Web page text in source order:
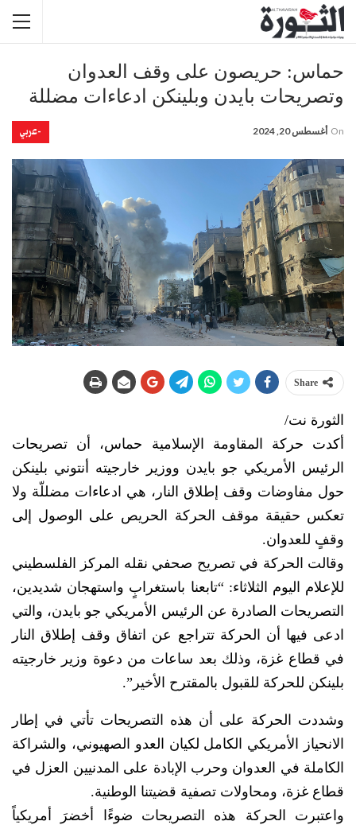
حماس: حريصون على وقف العدوان
وتصريحات بايدن وبلينكن ادعاءات مضللة
-عربي On أغسطس 20, 2024
Share
الثورة نت/
أكدت حركة المقاومة الإسلامية حماس، أن تصريحات
الرئيس الأمريكي جو بايدن ووزير خارجيته أنتوني بلينكن
حول مفاوضات وقف إطلاق النار، هي ادعاءات مضللّة ولا
تعكس حقيقة موقف الحركة الحريص على الوصول إلى
وقفٍ للعدوان.
وقالت الحركة في تصريح صحفي نقله المركز الفلسطيني
للإعلام اليوم الثلاثاء: “تابعنا باستغرابٍ واستهجان شديدين،
التصريحات الصادرة عن الرئيس الأمريكي جو بايدن، والتي
ادعى فيها أن الحركة تتراجع عن اتفاق وقف إطلاق النار
في قطاع غزة، وذلك بعد ساعات من دعوة وزير خارجيته
بلينكن للحركة للقبول بالمقترح الأخير”.
وشددت الحركة على أن هذه التصريحات تأتي في إطار
الانحياز الأمريكي الكامل لكيان العدو الصهيوني، والشراكة
الكاملة في العدوان وحرب الإبادة على المدنيين العزل في
قطاع غزة، ومحاولات تصفية قضيتنا الوطنية.
واعتبرت الحركة هذه التصريحات ضوءًا أخضرَ أمريكياً